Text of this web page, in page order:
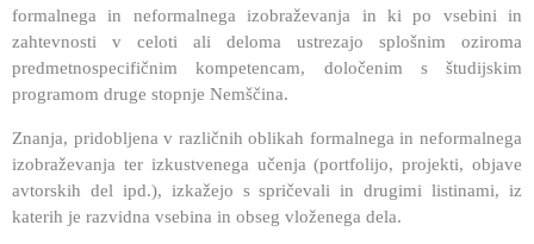
formalnega in neformalnega izobraževanja in ki po vsebini in
zahtevnosti v celoti ali deloma ustrezajo splošnim oziroma
predmetnospecifičnim kompetencam, določenim s študijskim
programom druge stopnje Nemščina.
Znanja, pridobljena v različnih oblikah formalnega in neformalnega
izobraževanja ter izkustvenega učenja (portfolijo, projekti, objave
avtorskih del ipd.), izkažejo s spričevali in drugimi listinami, iz
katerih je razvidna vsebina in obseg vloženega dela.